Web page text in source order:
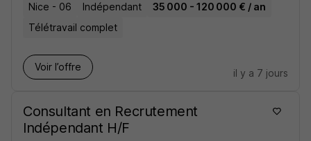
Nice - 06 Indépendant
35 000 - 120 000 € / an
Télétravail complet
Voir l’offre
il y a 7 jours
Consultant en Recrutement
Indépendant H/F